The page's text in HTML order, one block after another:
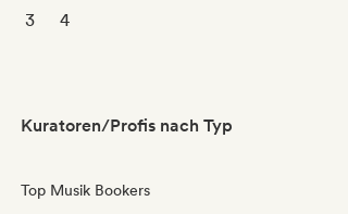
3 4
Kuratoren/Profis nach Typ
Top Musik Bookers